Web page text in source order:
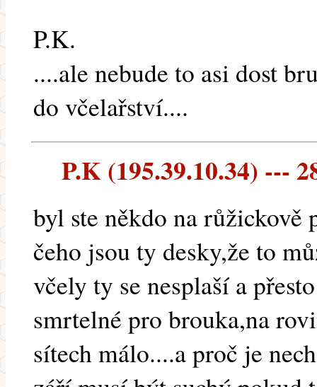
P.K.
....ale nebude to asi dost
do včelařství....
P.K (195.39.10.34) ---
byl ste někdo na růžickově
čeho jsou ty desky,že to
včely ty se nesplaší a
smrtelné pro brouka,na
sítech málo....a proč je